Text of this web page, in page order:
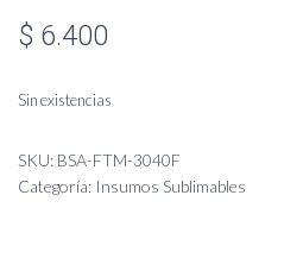
$ 6.400
Sin existencias
SKU: BSA-FTM-3040F
Categoría: Insumos Sublimables